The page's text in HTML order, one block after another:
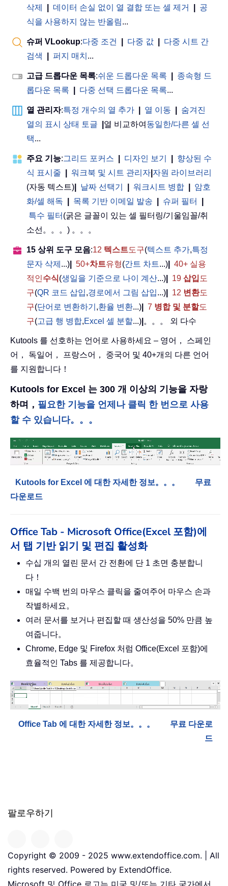
삭제
데이터 손실 없이 열 결합 또는 셀 제거
공
식을 사용하지 않는 반올림...
슈퍼 VLookup:다중 조건 다중 값
다중 시트 간
검색
퍼지 매치 ...
고급 드롭다운 목록:쉬운 드롭다운 목록
종속형 드
롭다운 목록
다중 선택 드롭다운 목록...
열 관리자:특정 개수의 열 추가 열 이동
숨겨진
열의 표시 상태 토글
열 비교하여 동일한/다른 셀 선
택...
주요 기능:그리드 포커스 디자인 보기
향상된 수
식 표시줄
워크북 및 시트 관리자 자원 라이브러리
(자동 텍스트)
날짜 선택기 워크시트 병합
암호
화/셀 해독
목록 기반 이메일 발송 슈퍼 필터
특수 필터 (굵은 글꼴이 있는 셀 필터링/기울임꼴/취
소선。。。) 。。。
15 상위 도구 모음:12 텍스트도구(텍스트 추가,특정
문자 삭제 ...) 50+차트유형(간트 차트...)
40+ 실용
적인수식(생일을 기준으로 나이 계산...) 19 삽입 도
구(QR 코드 삽입,경로에서 그림 삽입...) 12 변환도
구(단어로 변환하기 ,환율 변환...) 7 병합 및 분할도
구(고급 행 병합,Excel 셀 분할...) 。。。 외 다수
Kutools 를 선호하는 언어로 사용하세요 – 영어， 스페인
어， 독일어， 프랑스어， 중국어 및 40+개의 다른 언어
를 지원합니다！
Kutools for Excel 는 300 개 이상의 기능을 자랑
하며， 필요한 기능을 언제나 클릭 한 번으로 사용
할 수 있습니다。。。
Kutools for Excel 에 대한 자세한 정보。。。
무료
다운로드
Office Tab - Microsoft Office(Excel 포함)에
서 탭 기반 읽기 및 편집 활성화
수십 개의 열린 문서 간 전환에 단 1 초면 충분합니
다！
매일 수백 번의 마우스 클릭을 줄여주어 마우스 손과
작별하세요。
여러 문서를 보거나 편집할 때 생산성을 50% 만큼 높
여줍니다。
Chrome, Edge 및 Firefox 처럼 Office(Excel 포함)에
효율적인 Tabs 를 제공합니다。
Office Tab 에 대한 자세한 정보。。。
무료 다운로
드
팔로우하기
Copyright © 2009 - 2025 www.extendoffice.com. | All
rights reserved. Powered by ExtendOffice.